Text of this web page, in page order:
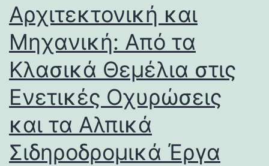
Αρχιτεκτονική και
Μηχανική: Από τα
Κλασικά Θεμέλια στις
Ενετικές Οχυρώσεις
και τα Αλπικά
Σιδηροδρομικά Έργα